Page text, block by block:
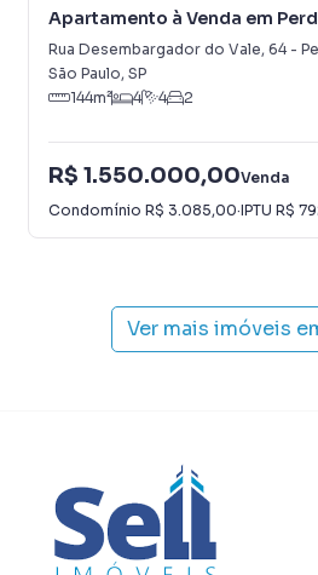
Apartamento à Venda em
Rua Desembargador do Vale, 64-
São Paulo, SP
144m² 4 4 2
R$ 1.550.000,00Venda
Condomínio R$ 3.085,00·IPTU R$
Ver mais imóveis